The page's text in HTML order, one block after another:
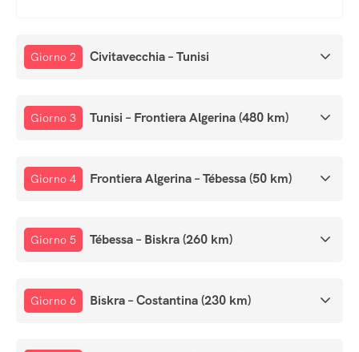
Giorno 2 Civitavecchia – Tunisi
Giorno 3 Tunisi – Frontiera Algerina (480 km)
Giorno 4 Frontiera Algerina – Tébessa (50 km)
Giorno 5 Tébessa – Biskra (260 km)
Giorno 6 Biskra – Costantina (230 km)